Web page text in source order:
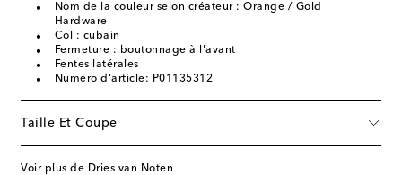
Nom de la couleur selon créateur : Orange / Gold
Hardware
Col : cubain
Fermeture : boutonnage à l'avant
Fentes latérales
Numéro d'article: P01135312
Taille Et Coupe
Voir plus de Dries van Noten